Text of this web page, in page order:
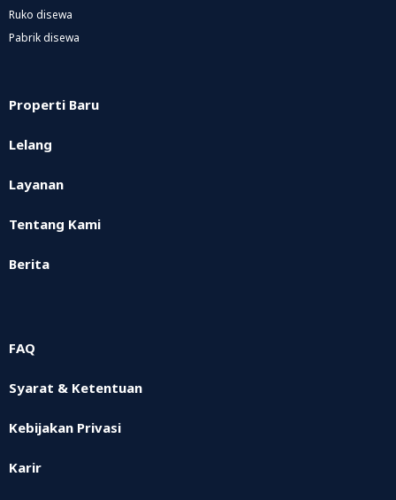
Ruko disewa
Pabrik disewa
Properti Baru
Lelang
Layanan
Tentang Kami
Berita
FAQ
Syarat & Ketentuan
Kebijakan Privasi
Karir